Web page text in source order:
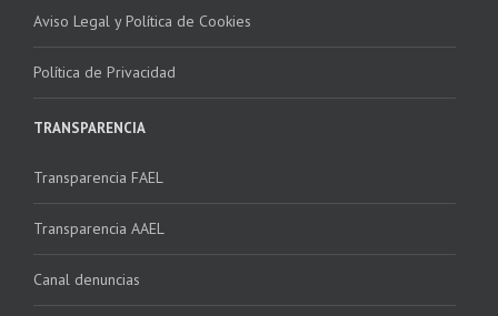
Aviso Legal y Política de Cookies
Política de Privacidad
TRANSPARENCIA
Transparencia FAEL
Transparencia AAEL
Canal denuncias